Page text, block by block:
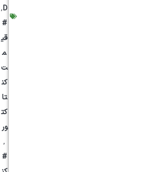
D
,
#
قی
م
ت
کن
تا
کت
ور
,
#